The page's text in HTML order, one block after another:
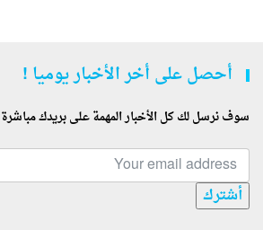
أحصل على أخر الأخبار يوميا !
سوف نرسل لك كل الأخبار المهمة على بريدك مباشرة
أشترك